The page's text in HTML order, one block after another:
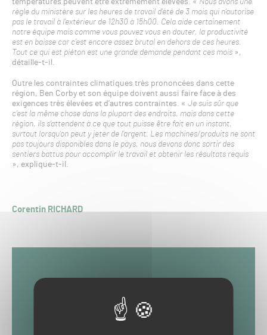
températures peuvent être extrêmement élevées. « Nous avons une
règle du ministère sur les heures de travail d’été de 3 mois qui n’autorise
pas le travail à l’extérieur de 12h30 à 15h00. Cela aide certainement
notre équipe mais comme vous pouvez vous en douter, la productivité
est en baisse car c’est encore assez brutal en dehors de ces heures.
Tout ce qui est piéton est une grande demande pendant ces mois»,
détaille-t-il.
Outre les contraintes climatiques très prononcées dans cette
région, Ben Corby et son équipe doivent aussi faire face à des
exigences très élevées et d’autres contraintes. « Je suis sûr que
c’est la même chose dans la plupart des endroits, mais dans cette
région, ils s’attendent à ce que tout puisse être fait en un instant,
surtout lorsqu’on peut y jeter de l’argent. Les machines/produits ne sont
pas toujours disponibles dans le pays, nous devons donc sortir des
sentiers battus pour accomplir le travail et obtenir les résultats requis
», explique-t-il.
Corentin RICHARD